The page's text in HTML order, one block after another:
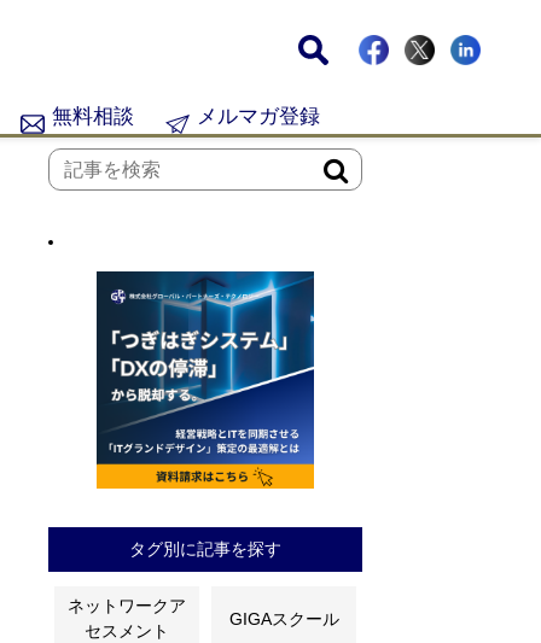
無料相談 メルマガ登録
タグ別に記事を探す
ネットワークア
セスメント
GIGAスクール